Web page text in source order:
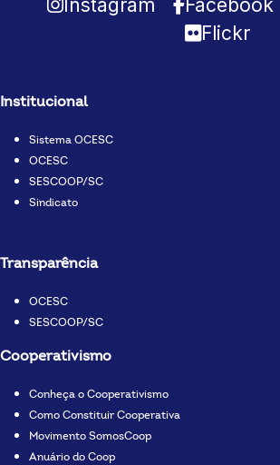
Instagram Facebook
Flickr
Institucional
Sistema OCESC
OCESC
SESCOOP/SC
Sindicato
Transparência
OCESC
SESCOOP/SC
Cooperativismo
Conheça o Cooperativismo
Como Constituir Cooperativa
Movimento SomosCoop
Anuário do Coop